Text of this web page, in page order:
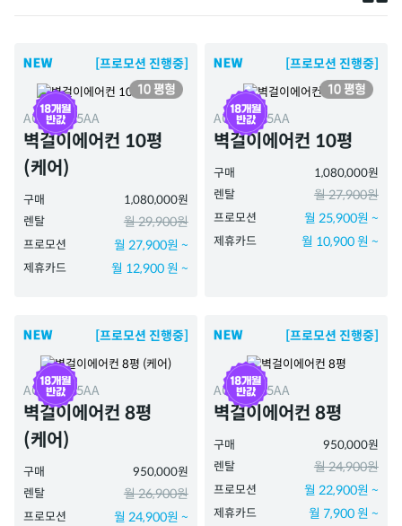
[프로모션 진행중]
ACAH-105AA
벽걸이에어컨 10평
(케어)
구매
1,080,000원
렌탈
월 29,900원
프로모션 월 27,900원 ~
제휴카드 월 12,900 원 ~
[프로모션 진행중]
ACAH-105AA
벽걸이에어컨 10평
구매
1,080,000원
렌탈
월 27,900원
프로모션 월 25,900원 ~
제휴카드 월 10,900 원 ~
[프로모션 진행중]
ACAH-085AA
벽걸이에어컨 8평
(케어)
구매
950,000원
렌탈
월 26,900원
프로모션 월 24,900원 ~
[프로모션 진행중]
ACAH-085AA
벽걸이에어컨 8평
구매
950,000원
렌탈
월 24,900원
프로모션 월 22,900원 ~
제휴카드 월 7,900 원 ~